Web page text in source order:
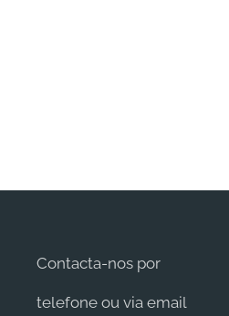
Contacta-nos por
telefone ou via email